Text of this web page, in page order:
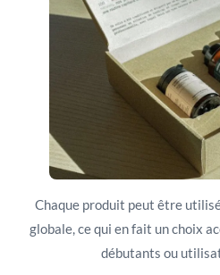
Chaque produit peut être
globale, ce qui en fait un choix
débutants ou